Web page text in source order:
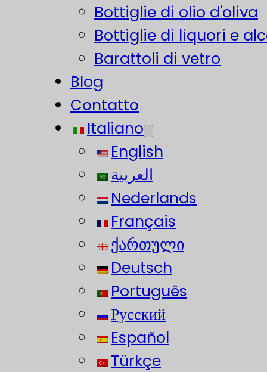
Bottiglie di olio d'oliva
Bottiglie di liquori e
Barattoli di vetro
Blog
Contatto
Italiano
English
العربية
Nederlands
Français
ქართული
Deutsch
Português
Русский
Español
Türkçe